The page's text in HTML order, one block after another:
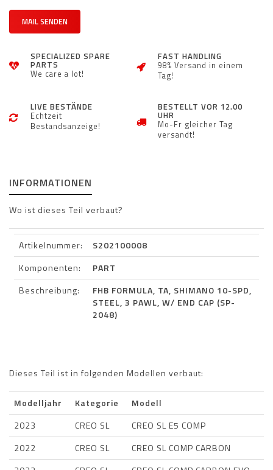
MAIL SENDEN
SPECIALIZED SPARE
PARTS
We care a lot!
FAST HANDLING
98% Versand in einem
Tag!
LIVE BESTÄNDE
Echtzeit
Bestandsanzeige!
BESTELLT VOR 12.00
UHR
Mo-Fr gleicher Tag
versandt!
INFORMATIONEN
Wo ist dieses Teil verbaut?
Artikelnummer:
S202100008
Komponenten:
PART
Beschreibung:
FHB FORMULA, TA, SHIMANO 10-SPD,
STEEL, 3 PAWL, W/ END CAP (SP-
2048)
Dieses Teil ist in folgenden Modellen verbaut:
Modelljahr Kategorie
Modell
2023
CREO SL
CREO SL E5 COMP
2022
CREO SL
CREO SL COMP CARBON